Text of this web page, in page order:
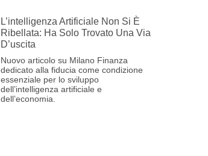
L’intelligenza Artificiale Non Si È
Ribellata: Ha Solo Trovato Una Via
D’uscita
Nuovo articolo su Milano Finanza
dedicato alla fiducia come condizione
essenziale per lo sviluppo
dell’intelligenza artificiale e
dell’economia.